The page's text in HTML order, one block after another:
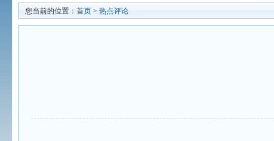
您当前的位置： 首页 > 热点评论